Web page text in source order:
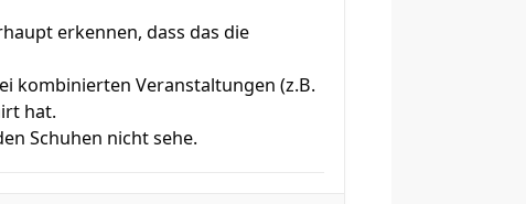
erkennen, dass das die
kombinierten Veranstaltungen (z.B.
hat.
Schuhen nicht sehe.